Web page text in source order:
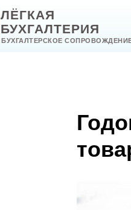
ЛЁГКАЯ
БУХГАЛТЕРИЯ
БУХГАЛТЕРСКОЕ